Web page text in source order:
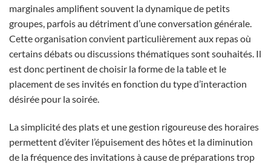
marginales amplifient souvent la dynamique de petits
groupes, parfois au détriment d’une conversation générale.
Cette organisation convient particulièrement aux repas où
certains débats ou discussions thématiques sont souhaités. Il
est donc pertinent de choisir la forme de la table et le
placement de ses invités en fonction du type d’interaction
désirée pour la soirée.
La simplicité des plats et une gestion rigoureuse des horaires
permettent d’éviter l’épuisement des hôtes et la diminution
de la fréquence des invitations à cause de préparations trop